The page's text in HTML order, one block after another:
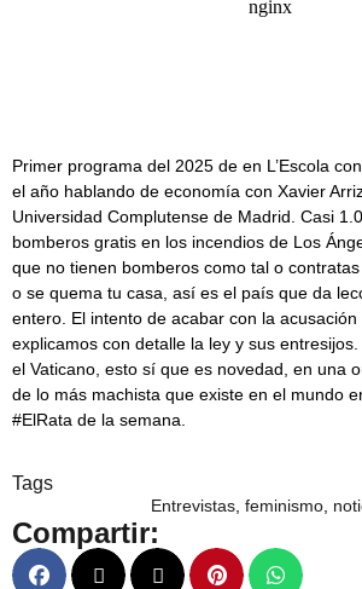
Primer programa del 2025 de en L’Escola
el año hablando de economía con Xavier
Universidad Complutense de Madrid. Casi
bomberos gratis en los incendios de Los
que no tienen bomberos como tal o
o se quema tu casa, así es el país que da
entero. El intento de acabar con la acusación
explicamos con detalle la ley y sus
el Vaticano, esto sí que es novedad, en una
de lo más machista que existe en el mundo
#ElRata de la semana.
Tags
Entrevistas, feminismo,
Compartir: